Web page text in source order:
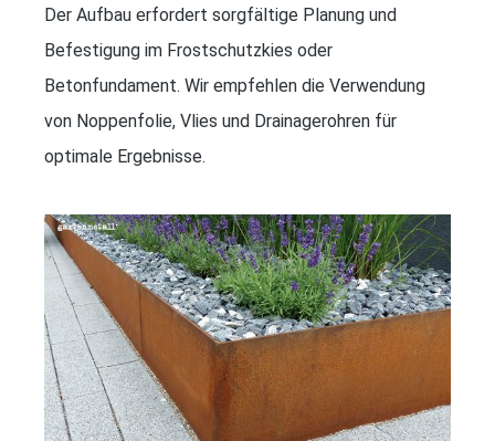
Der Aufbau erfordert sorgfältige Planung und
Befestigung im Frostschutzkies oder
Betonfundament. Wir empfehlen die Verwendung
von Noppenfolie, Vlies und Drainagerohren für
optimale Ergebnisse.